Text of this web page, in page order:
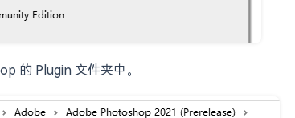
的 Plugin 文件夹中。